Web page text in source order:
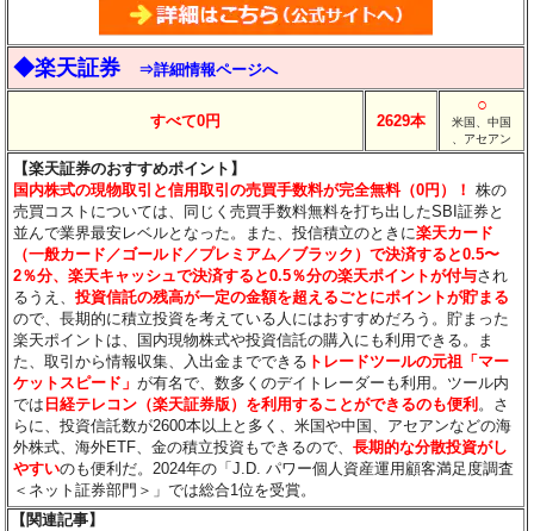
◆楽天証券 ⇒詳細情報ページへ
すべて0円 2629本
○
米国、中国
、アセアン
【楽天証券のおすすめポイント】
国内株式の現物取引と信用取引の売買手数料が完全無料（0円）！ 株の
売買コストについては、同じく売買手数料無料を打ち出したSBI証券と
並んで業界最安レベルとなった。また、投信積立のときに楽天カード
（一般カード／ゴールド／プレミアム／ブラック）で決済すると0.5〜
2％分、楽天キャッシュで決済すると0.5％分の楽天ポイントが付与され
るうえ、投資信託の残高が一定の金額を超えるごとにポイントが貯まる
ので、長期的に積立投資を考えている人にはおすすめだろう。貯まった
楽天ポイントは、国内現物株式や投資信託の購入にも利用できる。ま
た、取引から情報収集、入出金までできる トレードツールの元祖「マー
ケットスピード」が有名で、数多くのデイトレーダーも利用。ツール内
では 日経テレコン（楽天証券版）を利用することができるのも便利 。さ
らに、投資信託数が2600本以上と多く、米国や中国、アセアンなどの海
外株式、海外ETF、金の積立投資もできるので、長期的な分散投資がし
やすいのも便利だ。2024年の「J.D. パワー個人資産運用顧客満足度調査
＜ネット証券部門＞」では総合1位を受賞。
【関連記事】